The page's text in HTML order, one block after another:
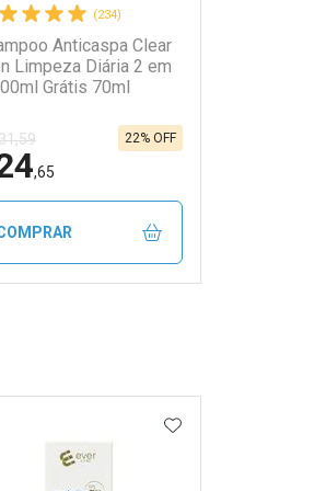
(234)
Anticaspa Clear
Limpeza Diária 2 em
Grátis 70ml
,65
22% OFF
AOS FAVORITOSADICIONAR AOS